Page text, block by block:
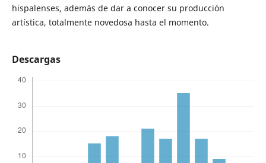
hispalenses, además de dar a conocer su producción
artística, totalmente novedosa hasta el momento.
Descargas